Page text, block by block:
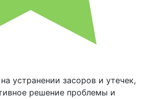
устранении засоров и утечек,
решение проблемы и